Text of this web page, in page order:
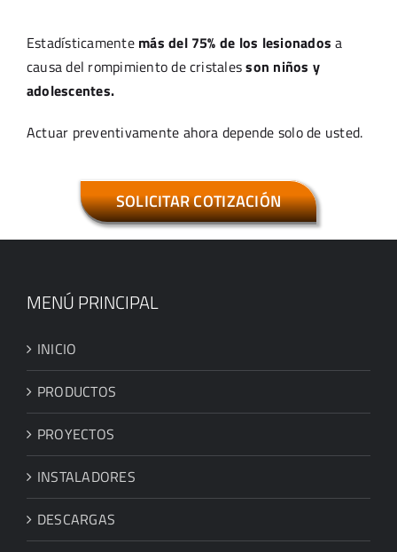
Estadísticamente más del 75% de los lesionados a
causa del rompimiento de cristalesson niños y
adolescentes.
Actuar preventivamente ahora depende solo de usted.
SOLICITAR COTIZACIÓN
MENÚ PRINCIPAL
INICIO
PRODUCTOS
PROYECTOS
INSTALADORES
DESCARGAS